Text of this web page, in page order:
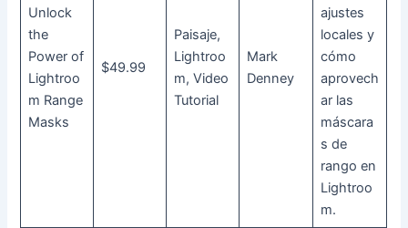
Unlock
the
Power of
Lightroo
m Range
Masks
$49.99
Paisaje,
Lightroo
m, Video
Tutorial
Mark
Denney
ajustes
locales y
cómo
aprovech
ar las
máscara
s de
rango en
Lightroo
m.